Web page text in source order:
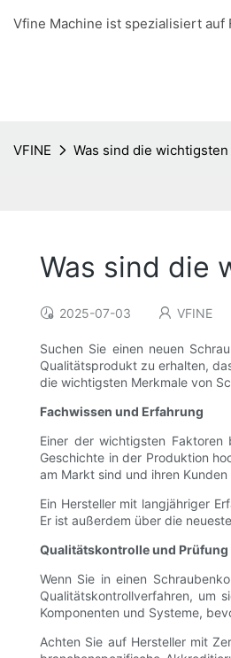
Vfine Machine ist spezialisiert
VFINE Was sind die
Was sind die
2025-07-03 VFINE
Suchen Sie einen neuen
Qualitätsprodukt zu erhalten,
die wichtigsten Merkmale von
Fachwissen und Erfahrung
Einer der wichtigsten Faktoren
Geschichte in der Produktion
am Markt sind und ihren
Ein Hersteller mit langjähriger
Er ist außerdem über die
Qualitätskontrolle und Prüfung
Wenn Sie in einen
Qualitätskontrollverfahren, um
Komponenten und Systeme,
Achten Sie auf Hersteller mit